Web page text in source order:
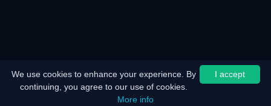
I accept
We use cookies to enhance your experience. By
continuing, you agree to our use of cookies.
More info